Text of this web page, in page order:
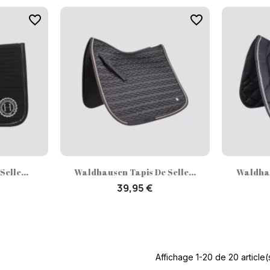
favorite_border
Aperçu rapide
Waldhausen Tapis De Selle...
39,95 €
favorite_border

Affichage 1-20 de 20